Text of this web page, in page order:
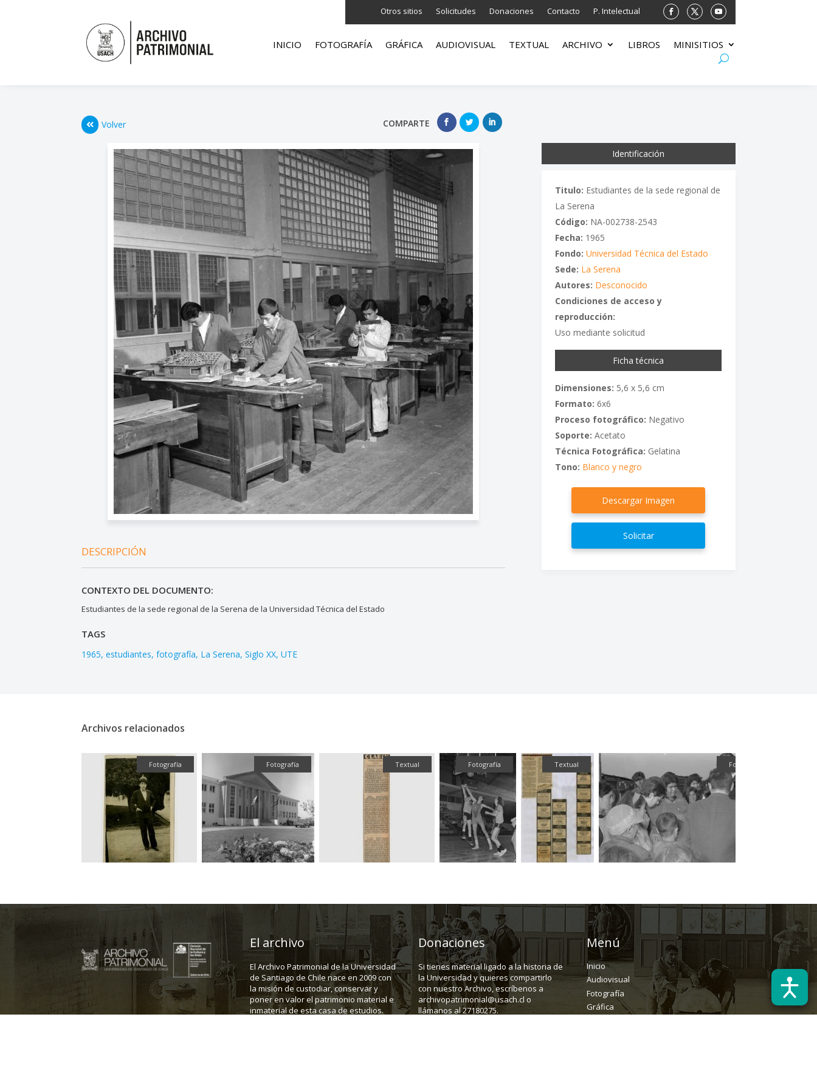
Otros sitios Solicitudes Donaciones Contacto P. Intelectual
INICIO FOTOGRAFÍA GRÁFICA AUDIOVISUAL TEXTUAL ARCHIVO LIBROS MINISITIOS
Volver COMPARTE
DESCRIPCIÓN
CONTEXTO DEL DOCUMENTO:
Estudiantes de la sede regional de la Serena de la Universidad Técnica del Estado
TAGS
1965 estudiantes fotografía La Serena Siglo XX UTE
Identificación
Titulo: Estudiantes de la sede regional de
La Serena
Código: NA-002738-2543
Fecha: 1965
Fondo: Universidad Técnica del Estado
Sede: La Serena
Autores: Desconocido
Condiciones de acceso y
reproducción:
Uso mediante solicitud
Ficha técnica
Dimensiones: 5,6 x 5,6 cm
Formato: 6x6
Proceso fotográfico: Negativo
Soporte: Acetato
Técnica Fotográfica: Gelatina
Tono: Blanco y negro
Descargar Imagen
Solicitar
Archivos relacionados
Fotografía Fotografía Textual Fotografía Textual Fotografía
El archivo
El Archivo Patrimonial de la Universidad
de Santiago de Chile nace en 2009 con
la misión de custodiar, conservar y
poner en valor el patrimonio material e
inmaterial de esta casa de estudios.
Donaciones
Si tienes material ligado a la historia de
la Universidad y quieres compartirlo
con nuestro Archivo, escríbenos a
archivopatrimonial@usach.cl o
llámanos al 27180275.
Menú
Inicio
Audiovisual
Fotografía
Gráfica